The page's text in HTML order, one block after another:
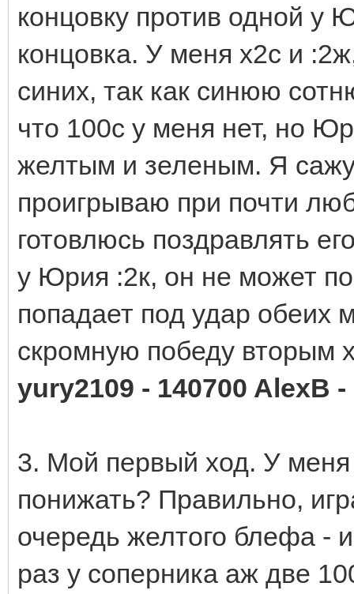
концовку против одной у
концовка. У меня х2с и
синих, так как синюю
что 100с у меня нет, но
желтым и зеленым. Я
проигрываю при почти
готовлюсь поздравлять
у Юрия :2к, он не может
попадает под удар обеих
скромную победу вторым
yury2109 - 140700 AlexB -
3. Мой первый ход. У меня
понижать? Правильно,
очередь желтого блефа -
раз у соперника аж две